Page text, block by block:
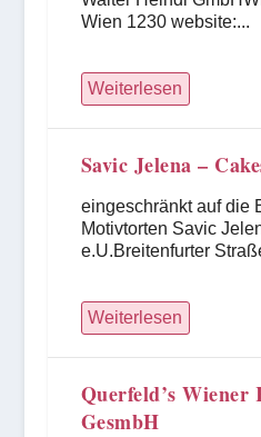
Wien 1230 website:...
Weiterlesen
Savic Jelena –
eingeschränkt auf die
Motivtorten Savic
e.U.Breitenfurter
Weiterlesen
Querfeld’s
GesmbH